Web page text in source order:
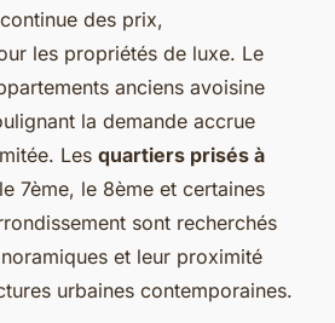
des prix,
les propriétés de luxe. Le
anciens avoisine
la demande accrue
Les quartiers prisés à
7ème, le 8ème et certaines
sont recherchés
et leur proximité
urbaines contemporaines.